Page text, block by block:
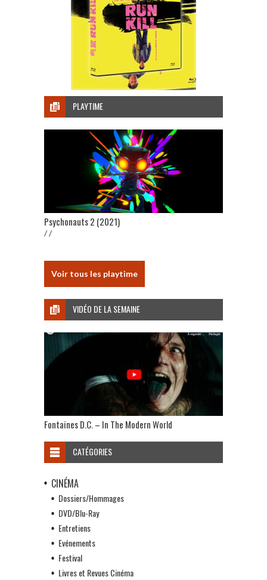
PLAYTIME
Psychonauts 2 (2021)
/ /
Voir tous les playtime
VIDÉO DE LA SEMAINE
Fontaines D.C. – In The Modern World
CATÉGORIES
CINÉMA
Dossiers/Hommages
DVD/Blu-Ray
Entretiens
Evénements
Festival
Livres et Revues Cinéma